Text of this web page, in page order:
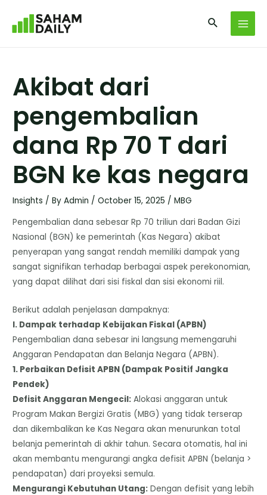
Akibat dari
pengembalian
dana Rp 70 T dari
BGN ke kas negara
Insights / ByAdmin /October 15, 2025 /MBG
Pengembalian dana sebesar Rp 70 triliun dari Badan Gizi
Nasional (BGN) ke pemerintah (Kas Negara) akibat
penyerapan yang sangat rendah memiliki dampak yang
sangat signifikan terhadap berbagai aspek perekonomian,
yang dapat dilihat dari sisi fiskal dan sisi ekonomi riil.
​Berikut adalah penjelasan dampaknya:
​I. Dampak terhadap Kebijakan Fiskal (APBN)
​Pengembalian dana sebesar ini langsung memengaruhi
Anggaran Pendapatan dan Belanja Negara (APBN).
​1. Perbaikan Defisit APBN (Dampak Positif Jangka
Pendek)
​Defisit Anggaran Mengecil: Alokasi anggaran untuk
Program Makan Bergizi Gratis (MBG) yang tidak terserap
dan dikembalikan ke Kas Negara akan menurunkan total
belanja pemerintah di akhir tahun. Secara otomatis, hal ini
akan membantu mengurangi angka defisit APBN (belanja >
pendapatan) dari proyeksi semula.
​Mengurangi Kebutuhan Utang: Dengan defisit yang lebih